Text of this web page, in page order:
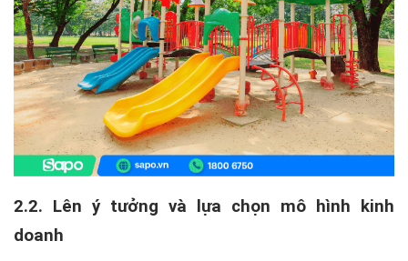
2.2. Lên ý tưởng và lựa chọn mô hình kinh
doanh